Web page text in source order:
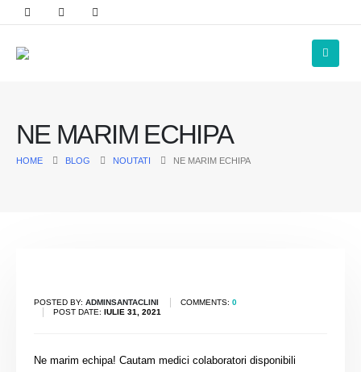
NE MARIM ECHIPA
HOME BLOG NOUTATI NE MARIM ECHIPA
POSTED BY:ADMINSANTACLINI COMMENTS: 0
POST DATE: IULIE 31, 2021
Ne marim echipa! Cautam medici colaboratori disponibili